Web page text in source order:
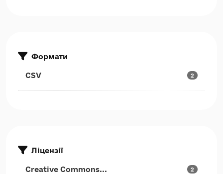
Формати
CSV 2
Ліцензії
Creative Commons... 2